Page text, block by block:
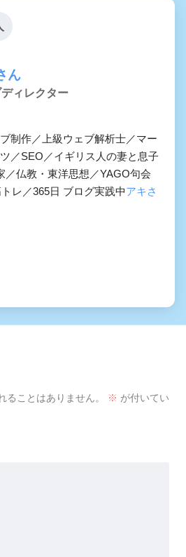
ん
ィレクター
制作／上級ウェブ解析士／マー
／SEO／イギリス人の妻と息子
／仏教・東洋思想／YAGO句会
レ／365日 ブログ実践中アキさ
ることはありません。 ※ が付いてい